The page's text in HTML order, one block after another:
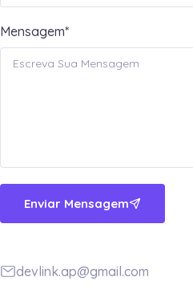
Mensagem*
Enviar Mensagem
devlink.ap@gmail.com